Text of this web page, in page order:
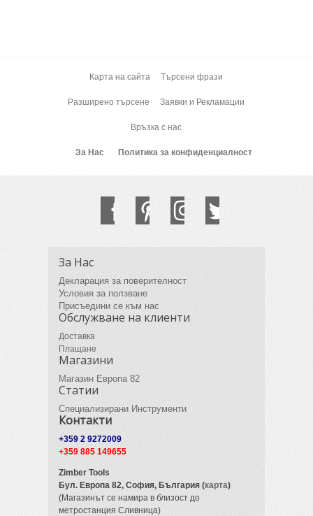
Карта на сайта Търсени фрази
Разширено търсене Заявки и Рекламации
Връзка с нас
За Нас Политика за конфиденциалност
За Нас
Декларация за поверителност
Условия за ползване
Присъедини се към нас
Обслужване на клиенти
Доставка
Плащане
Магазини
Магазин Европа 82
Статии
Специализирани Инструменти
Контакти
+359 2 9272009
+359 885 149655
Zimber Tools
Бул. Европа 82, София, България (карта)
(Магазинът се намира в близост до
метростанция Сливница)